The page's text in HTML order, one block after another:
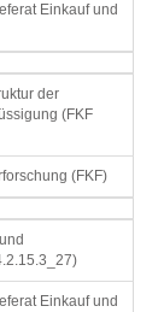
Einkauf und
der
(FKF
(FKF)
Einkauf und